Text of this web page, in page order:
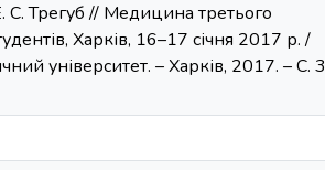
С. Трегуб // Медицина третього
Харків, 16–17 січня 2017 р. /
університет. – Харків, 2017. – С.